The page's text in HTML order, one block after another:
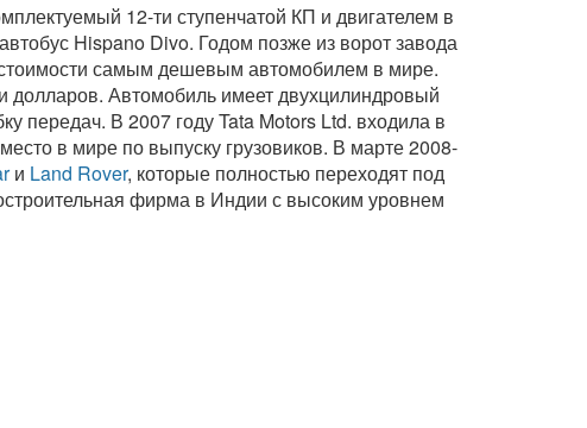
12-ти ступенчатой КП и двигателем в
Hispano Divo. Годом позже из ворот завода
самым дешевым автомобилем в мире.
долларов. Автомобиль имеет двухцилиндровый
передач. В 2007 году Tata Motors Ltd. входила в
в мире по выпуску грузовиков. В марте 2008-
и Land Rover, которые полностью переходят под
фирма в Индии с высоким уровнем